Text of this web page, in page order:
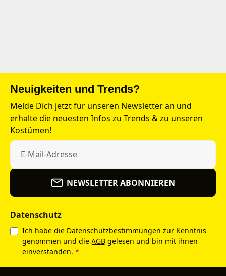
Neuigkeiten und Trends?
Melde Dich jetzt für unseren Newsletter an und
erhalte die neuesten Infos zu Trends & zu unseren
Kostümen!
NEWSLETTER ABONNIEREN
Datenschutz
Ich habe die Datenschutzbestimmungen zur Kenntnis
genommen und die AGB gelesen und bin mit ihnen
einverstanden. *